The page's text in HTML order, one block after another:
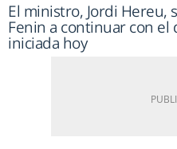
El ministro, Jordi Hereu,
Fenin a continuar con el
iniciada hoy